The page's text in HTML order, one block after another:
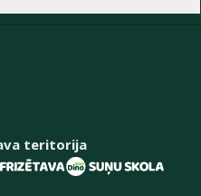
teritorija